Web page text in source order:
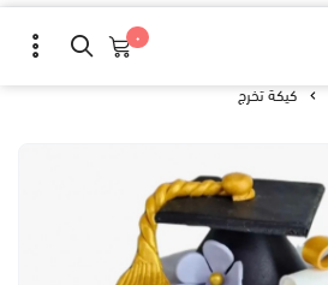
٠
كيكة تخرج